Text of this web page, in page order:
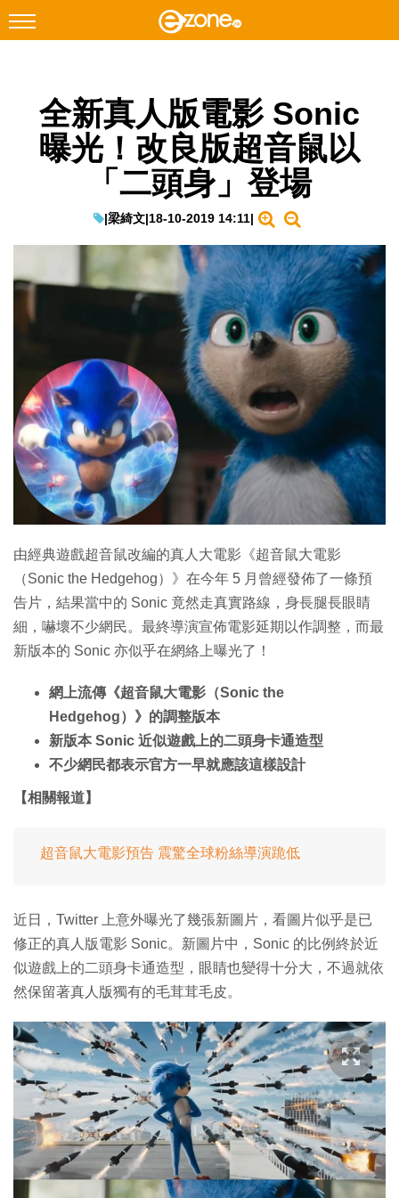
Facebook Instagram
科技焦點
教學評測
EduTech
IT Times
Enterprise Digital Transformation
特集
全新真人版電影 Sonic
曝光！改良版超音鼠以
「二頭身」登場
|梁綺文|18-10-2019 14:11|
由經典遊戲超音鼠改編的真人大電影《超音鼠大電影
（Sonic the Hedgehog）》在今年 5 月曾經發佈了一條預
告片，結果當中的 Sonic 竟然走真實路線，身長腿長眼睛
細，嚇壞不少網民。最終導演宣佈電影延期以作調整，而最
新版本的 Sonic 亦似乎在網絡上曝光了！
網上流傳《超音鼠大電影（Sonic the
Hedgehog）》的調整版本
新版本 Sonic 近似遊戲上的二頭身卡通造型
不少網民都表示官方一早就應該這樣設計
【相關報道】
超音鼠大電影預告 震驚全球粉絲導演跪低
近日，Twitter 上意外曝光了幾張新圖片，看圖片似乎是已
修正的真人版電影 Sonic。新圖片中，Sonic 的比例終於近
似遊戲上的二頭身卡通造型，眼睛也變得十分大，不過就依
然保留著真人版獨有的毛茸茸毛皮。